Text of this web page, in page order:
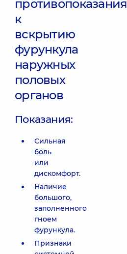
противопоказания
к
вскрытию
фурункула
наружных
половых
органов
Показания:
Сильная
боль
или
дискомфорт.
Наличие
большого,
заполненного
гноем
фурункула.
Признаки